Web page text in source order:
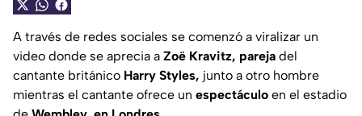
A través de redes sociales se comenzó a viralizar un
video donde se aprecia a Zoë Kravitz, pareja del
cantante británico Harry Styles, junto a otro hombre
mientras el cantante ofrece un espectáculo en el estadio